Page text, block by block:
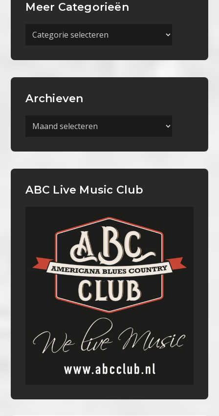
Meer Categorieën
Meer
Archieven
Archieven
ABC Live Music Club